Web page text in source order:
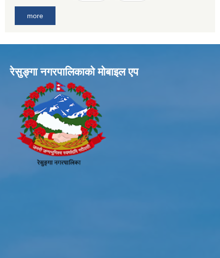
more
रेसुङ्गा नगरपालिकाकाे माेबाइल एप